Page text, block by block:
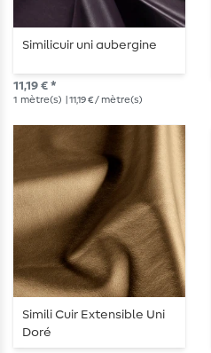
Similicuir uni aubergine
11,19 € *
1 mètre(s) | 11,19 € / mètre(s)
Simili Cuir Extensible Uni
Doré